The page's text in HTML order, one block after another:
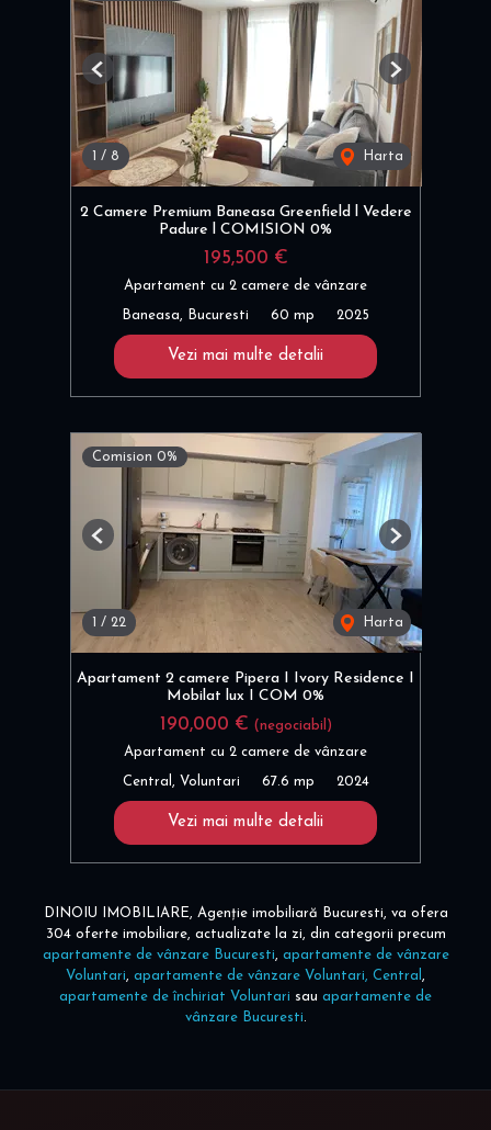
/ 8 Harta
Previous Next
2 Camere Premium Baneasa Greenfield l Vedere
Padure l COMISION 0%
195,500 €
Apartament cu 2 camere de vânzare
Baneasa, Bucuresti 60 mp 2025
Vezi mai multe detalii
Comision 0%
1 / 22 Harta
Previous Next
Apartament 2 camere Pipera I Ivory Residence I
Mobilat lux I COM 0%
190,000 € (negociabil)
Apartament cu 2 camere de vânzare
Central, Voluntari 67.6 mp 2024
Vezi mai multe detalii
DINOIU IMOBILIARE, Agenție imobiliară Bucuresti, va ofera
304 oferte imobiliare, actualizate la zi, din categorii precum
apartamente de vânzare Bucuresti, apartamente de vânzare
Voluntari, apartamente de vânzare Voluntari, Central ,
apartamente de închiriat Voluntari sau apartamente de
vânzare Bucuresti.